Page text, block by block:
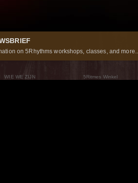
on 5Rhythms workshops, classes, and
WIE WE ZIJN
5Ritmes Winkel